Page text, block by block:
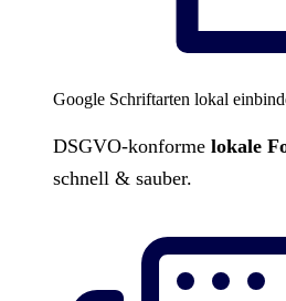
Google Schriftarten lokal
DSGVO-konforme lokale
schnell & sauber.